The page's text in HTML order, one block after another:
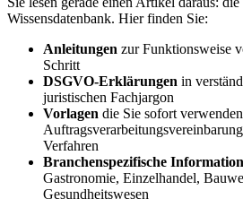
Wissensdatenbank. Hier finden Sie:
Anleitungen zur Funktionsweise
Schritt
DSGVO-Erklärungen in
juristischen Fachjargon
Vorlagen die Sie sofort
Verfahren
Branchenspezifische
Gastronomie, Einzelhandel,
Gesundheitswesen